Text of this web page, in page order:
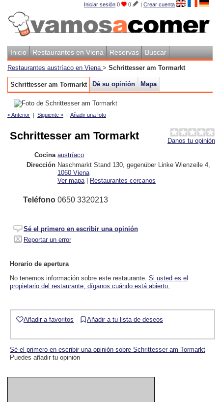
Iniciar sesión 0 0 | Crear cuenta
Inicio Restaurantes en Viena Reservas Buscar
Restaurantes austríaco en Viena > Schrittesser am Tormarkt
Schrittesser am Tormarkt Dé su opinión Mapa
< Anterior | Siguiente > | Añadir una foto
Danos tu opinión
Schrittesser am Tormarkt
Cocina austríaco
Dirección Naschmarkt Stand 130, gegenüber Linke Wienzeile 4
1060 Viena
Ver mapa | Restaurantes cercanos
Teléfono 0650 3320213
Sé el primero en escribir una opinión
Reportar un error
Horario de apertura
No tenemos información sobre este restaurante. Si usted es el
propietario del restaurante, díganos cuándo está abierto.
Añadir a favoritos Añadir a tu lista de deseos
Sé el primero en escribir una opinión sobre Schrittesser am Tormarkt
Puedes añadir tu opinión